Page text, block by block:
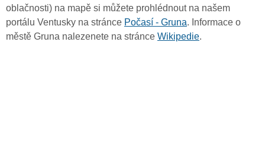
oblačnosti) na mapě si můžete prohlédnout na našem
portálu Ventusky na stránce Počasí - Gruna. Informace o
městě Gruna nalezenete na stránce Wikipedie.